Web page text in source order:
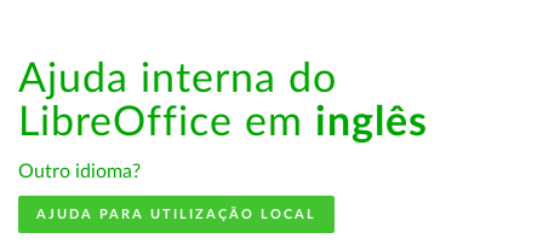
Ajuda interna do
LibreOffice em inglês
Outro idioma?
AJUDA PARA UTILIZAÇÃO LOCAL